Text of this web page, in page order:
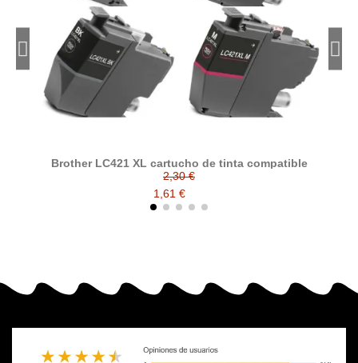
Brother LC421 XL cartucho de tinta compatible
2,30 €
1,61 €